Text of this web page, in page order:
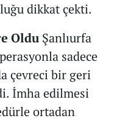
dikkat çekti.
OlduŞanlıurfa
sadece
çevreci bir geri
İmha edilmesi
ortadan